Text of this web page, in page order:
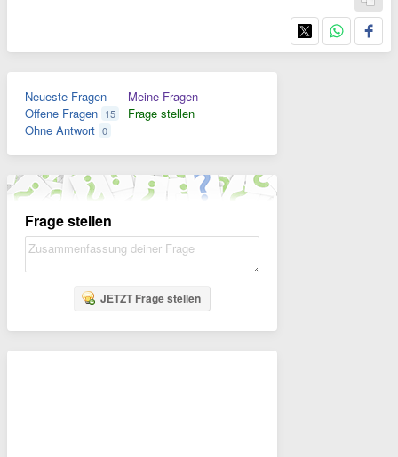
Neueste Fragen
Offene Fragen 15
Ohne Antwort 0
Meine Fragen
Frage stellen
Frage stellen
JETZT Frage stellen